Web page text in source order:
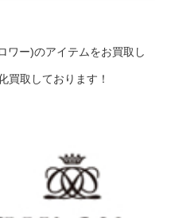
ワー)のアイテムをお買取し
買取しております！